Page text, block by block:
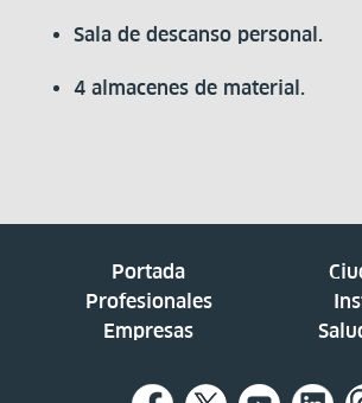
Sala de descanso personal.
4 almacenes de material.
Portada
Profesionales
Empresas